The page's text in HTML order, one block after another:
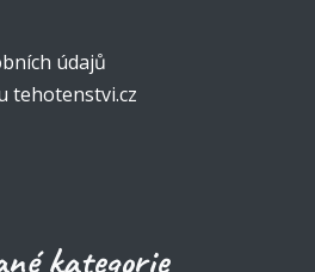
údajů
tehotenstvi.cz
kategorie